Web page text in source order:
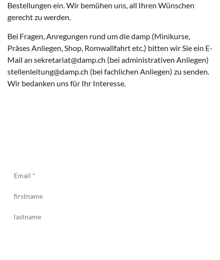
Bestellungen ein. Wir bemühen uns, all Ihren Wünschen
gerecht zu werden.
Bei Fragen, Anregungen rund um die damp (Minikurse,
Präses Anliegen, Shop, Romwallfahrt etc.) bitten wir Sie ein E-
Mail an
hc.pmad
@tairaterkes
(bei administrativen Anliegen)
hc.pmad
@gnutielnellets
(bei fachlichen Anliegen) zu senden.
Wir bedanken uns für Ihr Interesse.